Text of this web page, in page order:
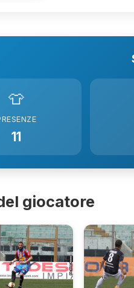
👕
11
giocatore